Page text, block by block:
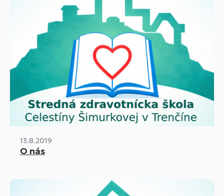
13.8.2019
O nás